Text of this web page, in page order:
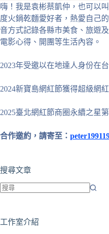
嗨！我是袁彬蔡凱仲，也可以
度火鍋乾麵愛好者，熱愛自己
音方式記錄各縣市美食、旅遊
電影心得、開團等生活內容。
2023年受邀以在地達人身份在
2024新寶島網紅節獲得超級網
2025臺北網紅節商圈永續之星
合作邀約，請寄至：
搜尋文章
到
工作室介紹